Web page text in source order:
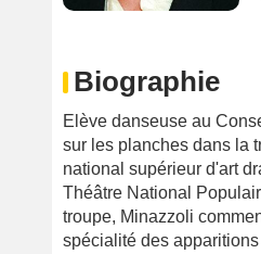
Biographie
Elève danseuse au
sur les planches dans la
national supérieur d'art
Théâtre National
troupe, Minazzoli
spécialité des